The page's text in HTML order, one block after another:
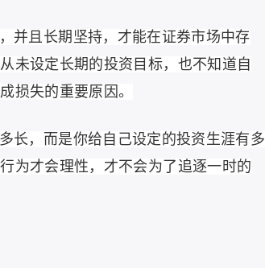
并且长期坚持，才能在证券市场中存
未设定长期的投资目标，也不知道自
损失的重要原因。
长，而是你给自己设定的投资生涯有多
为才会理性，才不会为了追逐一时的